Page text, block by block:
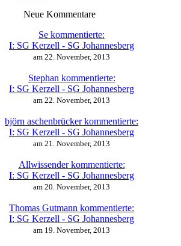
Neue Kommentare
Se kommentierte:
I: SG Kerzell - SG Johannesberg
am 22. November, 2013
Stephan kommentierte:
I: SG Kerzell - SG Johannesberg
am 22. November, 2013
björn aschenbrücker kommentierte:
I: SG Kerzell - SG Johannesberg
am 21. November, 2013
Allwissender kommentierte:
I: SG Kerzell - SG Johannesberg
am 20. November, 2013
Thomas Gutmann kommentierte:
I: SG Kerzell - SG Johannesberg
am 19. November, 2013